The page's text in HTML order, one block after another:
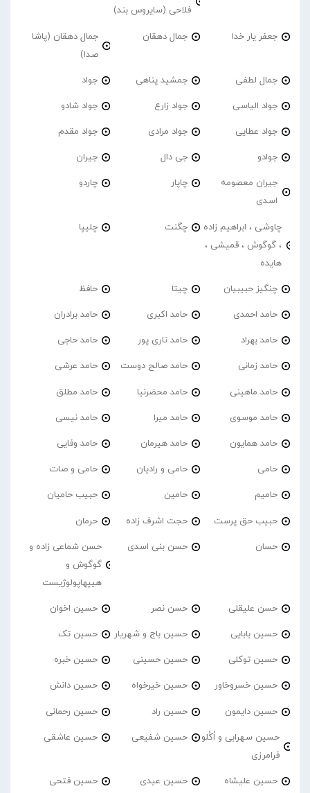
فلاحی (سایروس بند)
جعفر یار خدا جمال دهقان
جمال دهقان (پاشا
صدا)
جمال لطفی جمشید پناهی جواد
جواد الیاسی جواد زارع جواد شادو
جواد عطایی جواد مرادی جواد مقدم
جوادو جی دال جیران
جیران معصومه
اسدی
چاپار چاردو
چاوشی ، ابراهیم زاده
، گوگوش ، قمیشی ،
هایده
چگنت چلیپا
چنگیز حبیبیان چیتا حافظ
حامد احمدی حامد اکبری حامد برادران
حامد بهراد حامد تاری پور حامد حاجی
حامد زمانی حامد صالح دوست حامد عرشی
حامد ماهینی حامد محضرنیا حامد مطلق
حامد موسوی حامد میرا حامد نیسی
حامد همایون حامد هیرمان حامد وفایی
حامی حامی و رادیان حامی و صات
حامیم حامین حبیب حامیان
حبیب حق پرست حجت اشرف زاده حرمان
حسان حسن بنی اسدی
حسن شماعی زاده و
گوگوش و
هیپهاپولوژیست
حسن علیقلی حسن نصر حسین اخوان
حسین بابایی حسین باج و شهریار حسین تک
حسین توکلی حسین حسینی حسین خبره
حسین خسروخاور حسین خیرخواه حسین دانش
حسین دایمون حسین راد حسین رحمانی
حسین سهرابی و اُکُلو
فرامرزی
حسین شفیعی حسین عاشقی
حسین علیشاه حسین عیدی حسین فتحی